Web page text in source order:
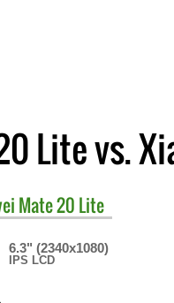
Lite vs.
Mate 20 Lite
6.3" (2340x1080)
IPS LCD